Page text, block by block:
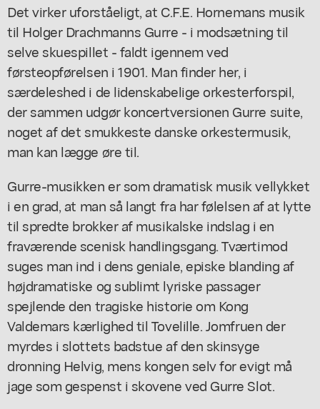
Det virker uforståeligt, at C.F.E. Hornemans musik
til Holger Drachmanns Gurre - i modsætning til
selve skuespillet - faldt igennem ved
førsteopførelsen i 1901. Man finder her, i
særdeleshed i de lidenskabelige orkesterforspil,
der sammen udgør koncertversionen Gurre suite,
noget af det smukkeste danske orkestermusik,
man kan lægge øre til.
Gurre-musikken er som dramatisk musik vellykket
i en grad, at man så langt fra har følelsen af at lytte
til spredte brokker af musikalske indslag i en
fraværende scenisk handlingsgang. Tværtimod
suges man ind i dens geniale, episke blanding af
højdramatiske og sublimt lyriske passager
spejlende den tragiske historie om Kong
Valdemars kærlighed til Tovelille. Jomfruen der
myrdes i slottets badstue af den skinsyge
dronning Helvig, mens kongen selv for evigt må
jage som gespenst i skovene ved Gurre Slot.